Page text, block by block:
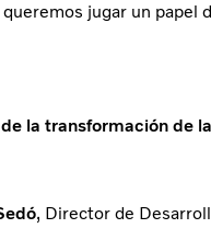
jugar un papel
la transformación de
, Director de